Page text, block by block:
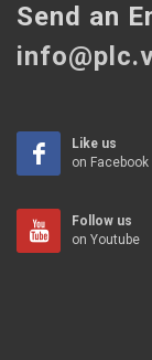
Send an
Like us
on Facebook
Follow us
on Youtube